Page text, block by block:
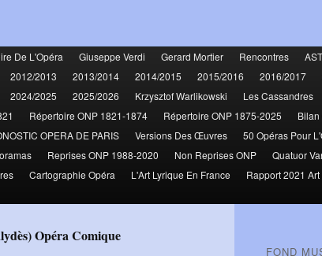
De L'Opéra Giuseppe Verdi Gerard Mortier Rencontres
2012/2013 2013/2014 2014/2015 2015/2016 2016/2017
2024/2025 2025/2026 Krzysztof Warlikowski Les Cassandres
Répertoire ONP 1821-1874 Répertoire ONP 1875-2025 Bilan
OPERA DE PARIS Versions Des Œuvres 50 Opéras Pour
Reprises ONP 1988-2020 Non Reprises ONP Quatuor
Cartographie Opéra L'Art Lyrique En France Rapport 2021 Art
Opéra Comique
FOND